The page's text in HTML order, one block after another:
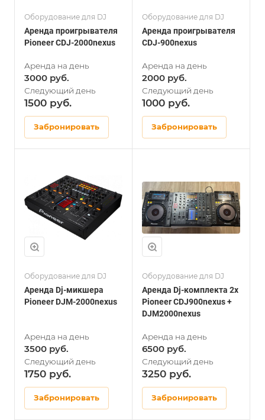
Оборудование для DJ
Аренда проигрывателя
Pioneer CDJ-2000nexus
3000
1500
Забронировать
Оборудование для DJ
Аренда проигрывателя
CDJ-900nexus
2000
1000
Забронировать
Оборудование для DJ
Аренда Dj-микшера
Pioneer DJM-2000nexus
3500
1750
Забронировать
Оборудование для DJ
Аренда Dj-комплекта 2x
Pioneer CDJ900nexus +
DJM2000nexus
6500
3250
Забронировать